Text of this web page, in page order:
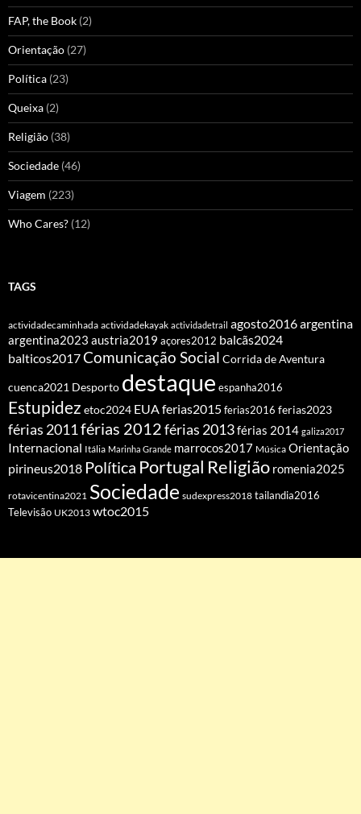
FAP, the Book (2)
Orientação (27)
Política (23)
Queixa (2)
Religião (38)
Sociedade (46)
Viagem (223)
Who Cares? (12)
TAGS
actividadecaminhada actividadekayak actividadetrail agosto2016argentina
argentina2023 austria2019 açores2012 balcãs2024
balticos2017Comunicação Social Corrida de Aventura
cuenca2021 Desporto destaque espanha2016
Estupidez etoc2024 EUAferias2015ferias2016 ferias2023
férias 2011férias 2012férias 2013férias 2014 galiza2017
Internacional Itália Marinha Grande marrocos2017 Música Orientação
pirineus2018 Política Portugal Religião romenia2025
rotavicentina2021 Sociedade sudexpress2018 tailandia2016
Televisão UK2013 wtoc2015